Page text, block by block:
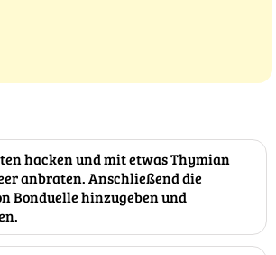
hacken und mit etwas Thymian
anbraten. Anschließend die
Bonduelle hinzugeben und